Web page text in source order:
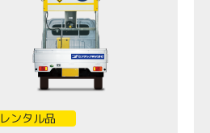
レンタル品